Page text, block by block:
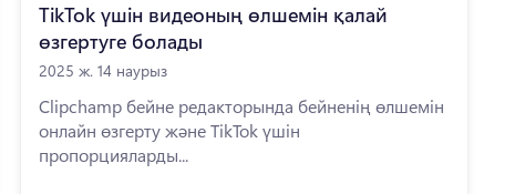
TikTok үшін видеоның өлшемін қалай
өзгертуге болады
2025 ж. 14 наурыз
Clipchamp бейне редакторында бейненің өлшемін
онлайн өзгерту және TikTok үшін
пропорцияларды...